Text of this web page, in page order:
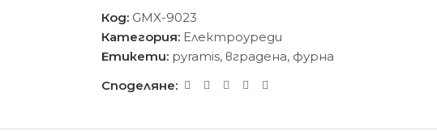
Код: GMX-9023
Категория: Електроуреди
Етикети: pyramis, вградена, фурна
Споделяне: